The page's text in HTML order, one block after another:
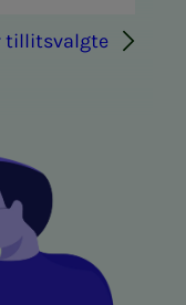
tillitsvalgte